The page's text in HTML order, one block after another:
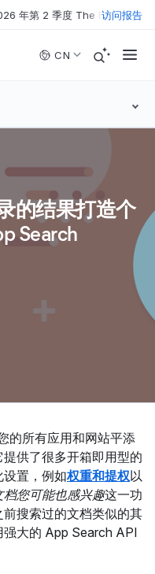
年第 2 季度 The Forrester
访问报告
CN
的结果打造个
Search
的所有应用和网站平添
供了很多开箱即用型的
设置，例如权重和提权以
档您可能也感兴趣这一功
搜索过的文档类似的其
大的 App Search API